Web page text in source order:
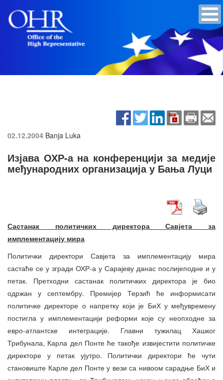
02.12.2004 Banja Luka
Изјава ОХР-а на конференцији за медије
међународних организација у Бања Луци
Састанак политичких директора Савјета за
имплементацију мира
Политички директори Савјета за имплементацију мира
састаће се у згради ОХР-а у Сарајеву данас послијеподне и у
петак. Претходни састанак политичких директора је био
одржан у септембру. Премијер Терзић ће информисати
политичке директоре о напретку који је БиХ у међувремену
постигла у имплементацији реформи које су неопходне за
евро-атлантске интеграције. Главни тужилац Хашког
Трибунала, Карла дел Понте ће такође извијестити политичке
директоре у петак ујутро. Политички директори ће чути
становиште Карле дел Понте у вези са нивоом сарадње БиХ и